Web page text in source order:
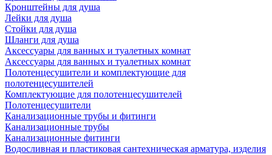
Кронштейны для душа
Лейки для душа
Стойки для душа
Шланги для душа
Аксессуары для ванных и туалетных комнат
Аксессуары для ванных и туалетных комнат
Полотенцесушители и комплектующие для
полотенцесушителей
Комплектующие для полотенцесушителей
Полотенцесушители
Канализационные трубы и фитинги
Канализационные трубы
Канализационные фитинги
Водосливная и пластиковая сантехническая арматура, изделия